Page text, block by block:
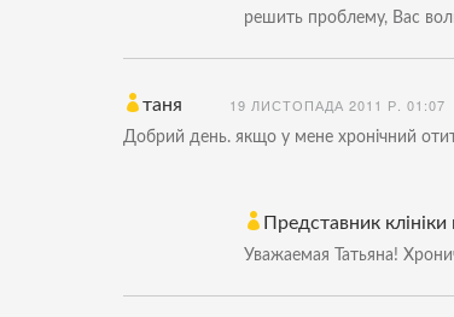
решить проблему, Вас
таня 19 ЛИСТОПАДА 2011 Р. 01:07
Добрий день. якщо у мене хронічний
Представник клініки
Уважаемая Татьяна!